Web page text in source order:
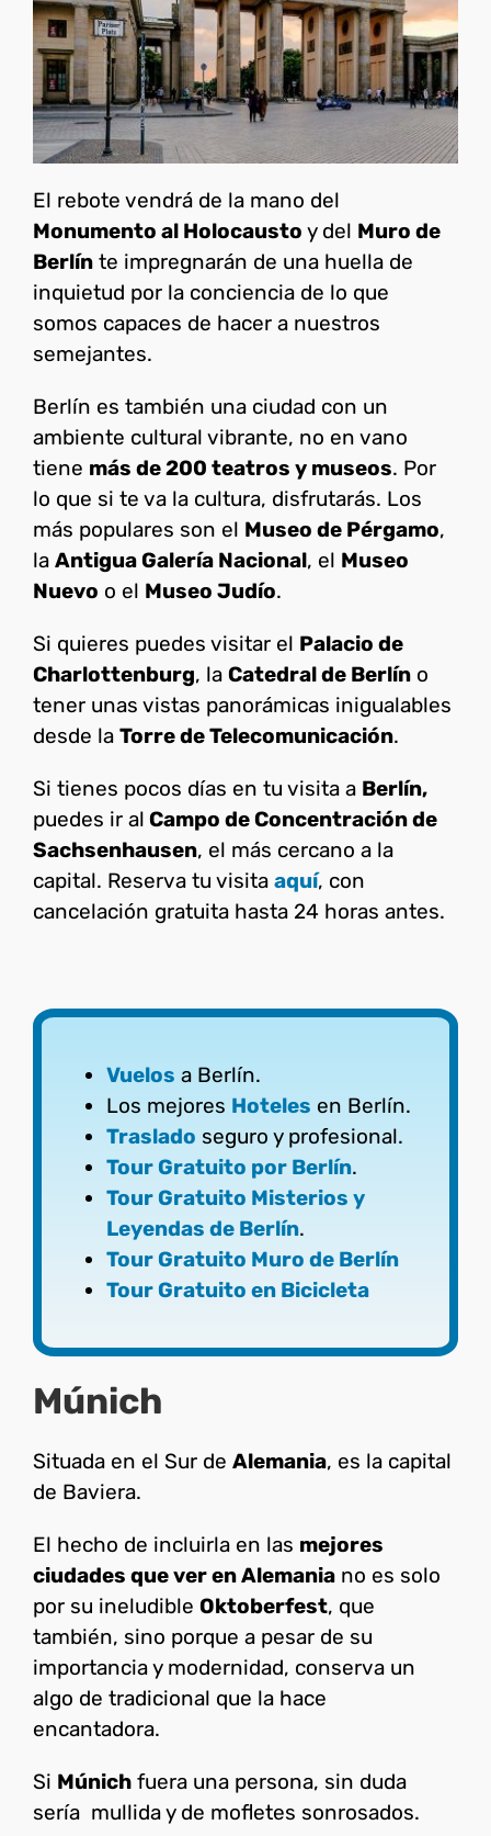
El rebote vendrá de la mano del
Monumento al Holocausto y del Muro de
Berlín te impregnarán de una huella de
inquietud por la conciencia de lo que
somos capaces de hacer a nuestros
semejantes.
Berlín es también una ciudad con un
ambiente cultural vibrante, no en vano
tiene más de 200 teatros y museos. Por
lo que si te va la cultura, disfrutarás. Los
más populares son el Museo de Pérgamo,
la Antigua Galería Nacional, el Museo
Nuevo o el Museo Judío.
Si quieres puedes visitar el Palacio de
Charlottenburg, la Catedral de Berlín o
tener unas vistas panorámicas inigualables
desde la Torre de Telecomunicación.
Si tienes pocos días en tu visita a Berlín,
puedes ir al Campo de Concentración de
Sachsenhausen, el más cercano a la
capital. Reserva tu visita aquí, con
cancelación gratuita hasta 24 horas antes.
Vuelos a Berlín.
Los mejores Hoteles en Berlín.
Traslado seguro y profesional.
Tour Gratuito por Berlín.
Tour Gratuito Misterios y
Leyendas de Berlín.
Tour Gratuito Muro de Berlín
Tour Gratuito en Bicicleta
Múnich
Situada en el Sur de Alemania, es la capital
de Baviera.
El hecho de incluirla en las mejores
ciudades que ver en Alemania no es solo
por su ineludible Oktoberfest, que
también, sino porque a pesar de su
importancia y modernidad, conserva un
algo de tradicional que la hace
encantadora.
Si Múnich fuera una persona, sin duda
sería mullida y de mofletes sonrosados.